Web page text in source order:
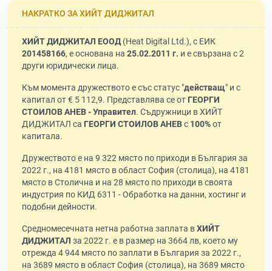
НАКРАТКО ЗА ХИЙТ ДИДЖИТАЛ
ХИЙТ ДИДЖИТАЛ ЕООД(Heat Digital Ltd.), с ЕИК
201458166, е основана на 25.02.2011 г. и е свързана с 2
други юридически лица.
Към момента дружеството е със статус "действащ" и с
капитал от € 5 112,9. Представлява се от ГЕОРГИ
СТОИЛОВ АНЕВ - Управител. Съдружници в ХИЙТ
ДИДЖИТАЛ са ГЕОРГИ СТОИЛОВ АНЕВс 100%от
капитала.
Дружеството е на 9 322 място по приходи в България за
2022 г., на 4181 място в област София (столица), на 4181
място в Столична и на 28 място по приходи в своята
индустрия по КИД 6311 - Обработка на данни, хостинг и
подобни дейности.
Средномесечната нетна работна заплата вХИЙТ
ДИДЖИТАЛ за 2022 г. е в размер на 3664 лв, което му
отрежда 4 944 място по заплати в България за 2022 г.,
на 3689 място в област София (столица), на 3689 място